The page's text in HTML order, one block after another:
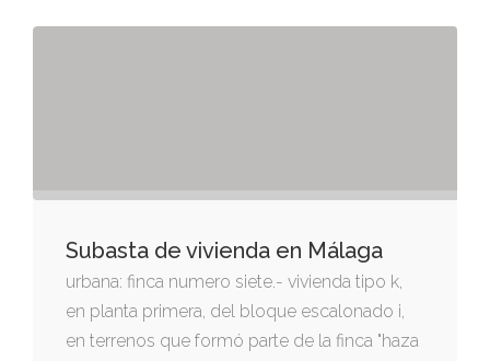
bienes del documento adjunto "datos
Subasta de vivienda en Málaga
urbana: finca numero siete.- vivienda tipo k,
en planta primera, del bloque escalonado i,
en terrenos que formó parte de la finca "haza